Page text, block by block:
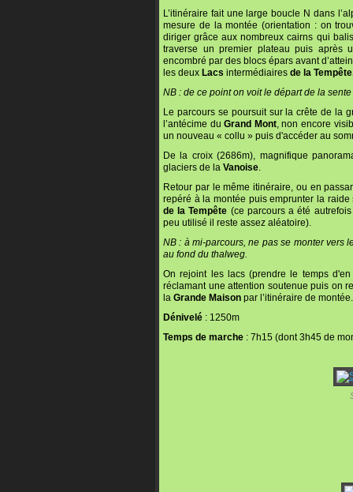
L’itinéraire fait une large boucle N dans
mesure de la montée (orientation : on
diriger grâce aux nombreux cairns qui
traverse un premier plateau puis après
encombré par des blocs épars avant
les deux Lacs intermédiaires de la
NB : de ce point on voit le départ de la
Le parcours se poursuit sur la crête de la
l’antécime duGrand Mont, non encore
un nouveau « collu » puis d'accéder au
De la croix (2686m), magnifique
glaciers de la Vanoise.
Retour par le même itinéraire, ou en
repéré à la montée puis emprunter la
de la Tempête (ce parcours a été
peu utilisé il reste assez aléatoire).
NB : à mi-parcours, ne pas se monter vers
au fond du thalweg.
On rejoint les lacs (prendre le temps
réclamant une attention soutenue puis on
la Grande Maison par l’itinéraire de montée.
Dénivelé : 1250m
Temps de marche : 7h15 (dont 3h45 de